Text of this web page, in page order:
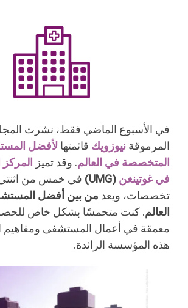
في الأسبوع الماضي فقط، نشرت
المرموقة نيوزويك قائمتها لأفضل
المتخصصة في العالم. وقد تميز
في غوتينغن (UMG)
في خمس من
تخصصات، ويعد من بين أفضل
العالم. كنت متحمسًا بشكل خاص
معمقة في أعمال المستشفى ومفاهيم
هذه المؤسسة الرائدة.